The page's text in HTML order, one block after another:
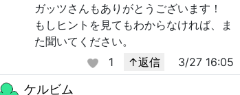
ガッツさんもありがとうございます！
もしヒントを見てもわからなければ、ま
た聞いてください。
1
↑返信 3/27 16:05
ケルビム